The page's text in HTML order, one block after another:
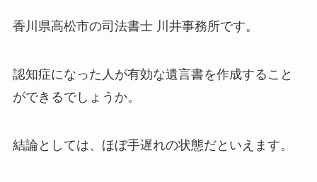
香川県高松市の司法書士 川井事務所です。
認知症になった人が有効な遺言書を作成すること
ができるでしょうか。
結論としては、ほぼ手遅れの状態だといえます。